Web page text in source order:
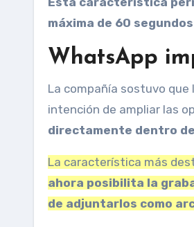
máxima de 60 segundos
WhatsApp
La compañía sostuvo que
intención de ampliar las
directamente dentro
La característica más
ahora posibilita la
de adjuntarlos como